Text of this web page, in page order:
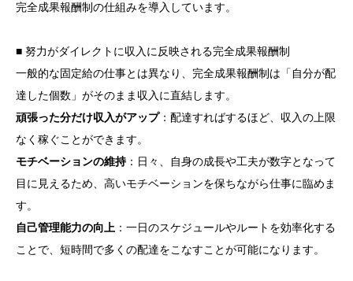
完全成果報酬制の仕組みを導入しています。
■ 努力がダイレクトに収入に反映される完全成果報酬制
一般的な固定給の仕事とは異なり、完全成果報酬制は「自分が配
達した個数」がそのまま収入に直結します。
頑張った分だけ収入がアップ：配達すればするほど、収入の上限
なく稼ぐことができます。
モチベーションの維持：日々、自身の成長や工夫が数字となって
目に見えるため、高いモチベーションを保ちながら仕事に臨めま
す。
自己管理能力の向上 ：一日のスケジュールやルートを効率化する
ことで、短時間で多くの配達をこなすことが可能になります。